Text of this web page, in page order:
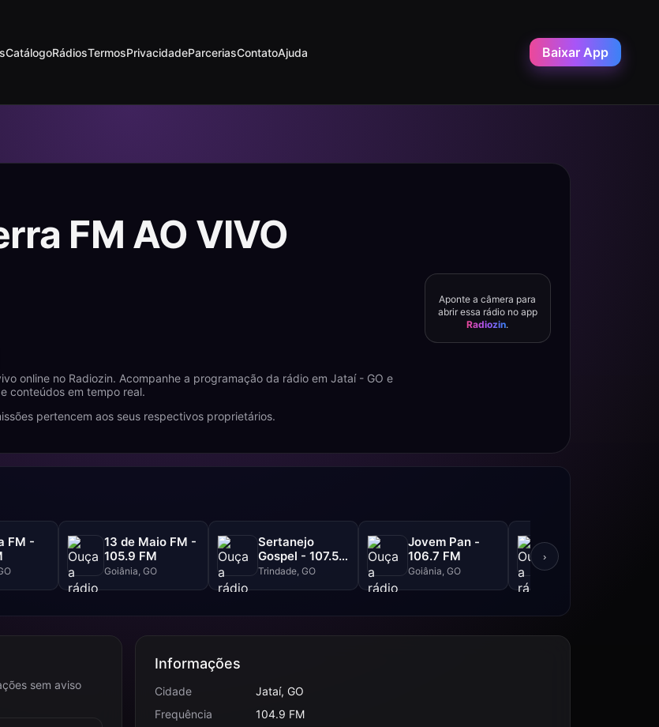
CatálogoRádiosTermosPrivacidadeParceriasContatoAjuda Baixar App
FM AO VIVO
online no Radiozin. Acompanhe a programação da rádio em Jataí - GO e
conteúdos em tempo real.
pertencem aos seus respectivos proprietários.
Aponte a câmera para
abrir essa rádio no app
Radiozin.
FM -
13 de Maio FM -
105.9 FM
Goiânia, GO
Sertanejo
Gospel - 107.5
FM
Trindade, GO
Jovem Pan -
106.7 FM
Goiânia, GO
FM
Goiânia, GO
›
sem aviso
Informações
Cidade
Jataí, GO
Frequência
104.9 FM